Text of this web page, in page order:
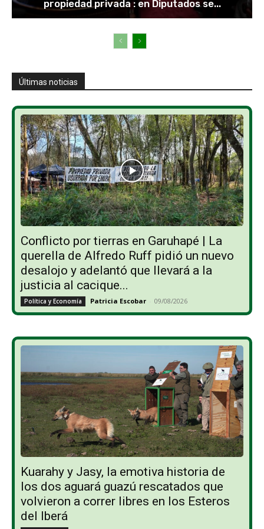
propiedad privada : en Diputados se...
Últimas noticias
Conflicto por tierras en Garuhapé | La
querella de Alfredo Ruff pidió un nuevo
desalojo y adelantó que llevará a la
justicia al cacique...
Política y Economía Patricia Escobar - 09/08/2026
Kuarahy y Jasy, la emotiva historia de
los dos aguará guazú rescatados que
volvieron a correr libres en los Esteros
del Iberá